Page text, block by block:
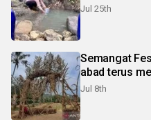
Jul 25th
Semangat
abad terus
Jul 8th